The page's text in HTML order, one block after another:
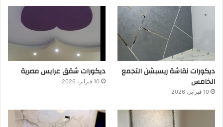
ديكورات نقاشة ريسبشن التجمع
الخامس
10 فبراير، 2026
ديكورات شقق عرايس مصرية
10 فبراير، 2026